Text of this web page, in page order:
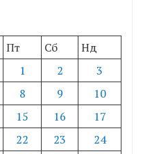
Пт Сб
Нд
1
2
3
8 9
10
15 16
17
22 23
24